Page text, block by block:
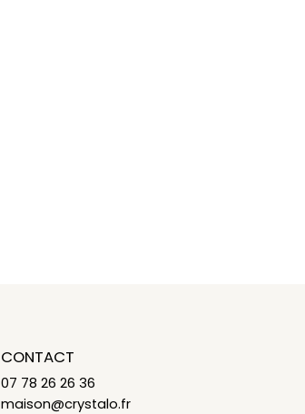
CONTACT
07 78 26 26 36
maison@crystalo.fr